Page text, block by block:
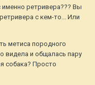
ретривера??? Вы
с кем-то... Или
метиса породного
видела и общалась пару
собака? Просто